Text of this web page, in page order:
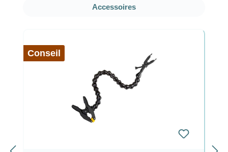
Ignorer la galerie de produits
Accessoires
Conseil